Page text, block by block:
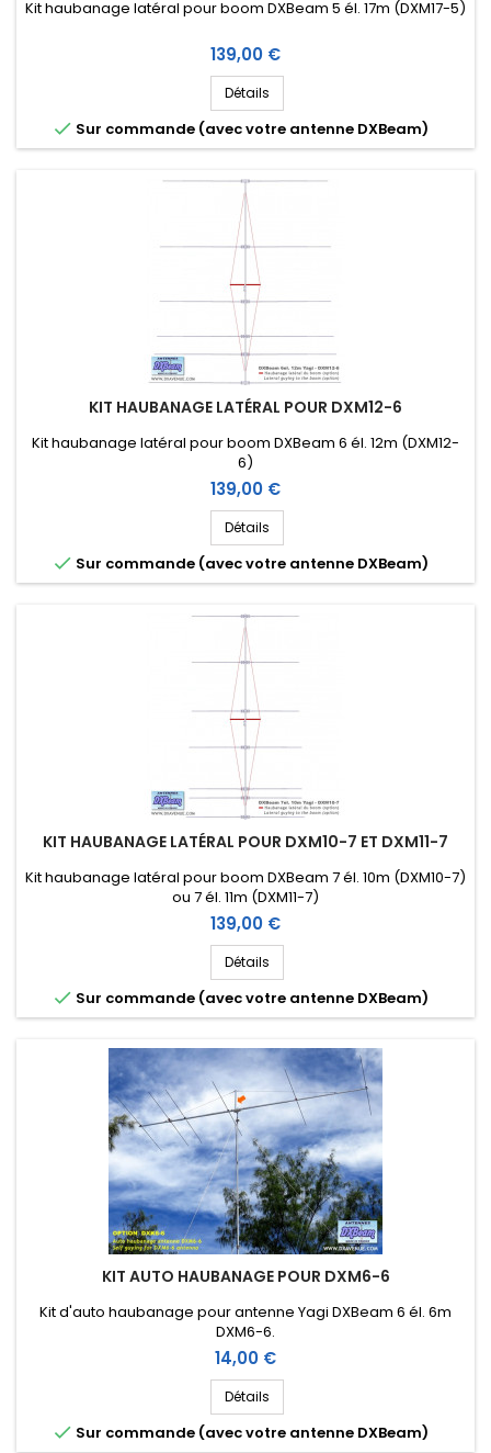
Kit haubanage latéral pour boom DXBeam 5 él. 17m (DXM17-5)
Prix
139,00 €
Détails
 Sur commande (avec votre antenne DXBeam)
KIT HAUBANAGE LATÉRAL POUR DXM12-6
Kit haubanage latéral pour boom DXBeam 6 él. 12m (DXM12-
6)
Prix
139,00 €
Détails
 Sur commande (avec votre antenne DXBeam)
KIT HAUBANAGE LATÉRAL POUR DXM10-7 ET DXM11-7
Kit haubanage latéral pour boom DXBeam 7 él. 10m (DXM10-7)
ou 7 él. 11m (DXM11-7)
Prix
139,00 €
Détails
 Sur commande (avec votre antenne DXBeam)
KIT AUTO HAUBANAGE POUR DXM6-6
Kit d'auto haubanage pour antenne Yagi DXBeam 6 él. 6m
DXM6-6.
Prix
14,00 €
Détails
 Sur commande (avec votre antenne DXBeam)